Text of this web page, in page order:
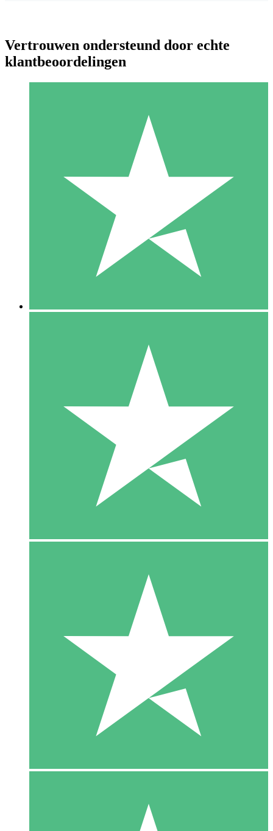
Individuele Creditpakketten
Betaal per gebruik met downloadtegoeden. Geen maandelijkse
1000
10 Downloaden
20 00
Vertrouwen ondersteund door echte
klantbeoordelingen